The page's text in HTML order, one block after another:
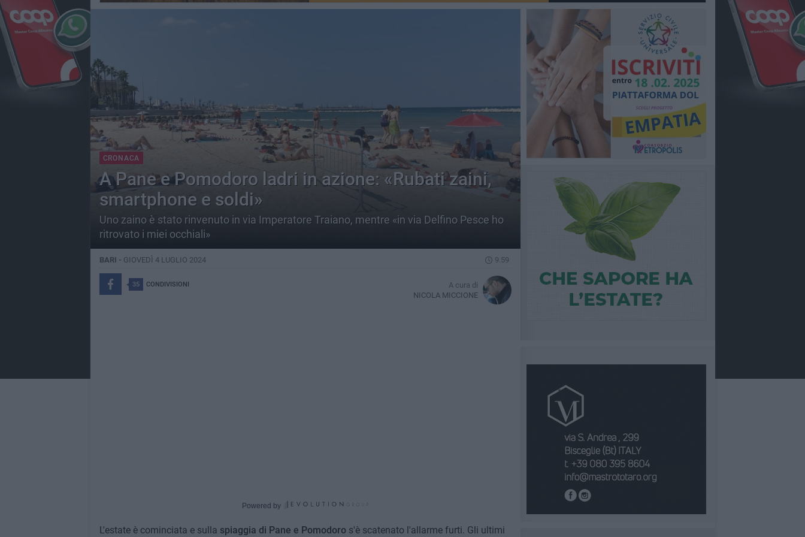
CRONACA
A Pane e Pomodoro ladri in azione: «Rubati zaini,
smartphone e soldi»
Uno zaino è stato rinvenuto in via Imperatore Traiano, mentre «in via Delfino Pesce ho
ritrovato i miei occhiali»
BARI - GIOVEDÌ 4 LUGLIO 2024 9.59
35 CONDIVISIONI
A cura di
NICOLA MICCIONE
Powered by
L'estate è cominciata e sulla spiaggia di Pane e Pomodoro s'è scatenato l'allarme furti. Gli ultimi